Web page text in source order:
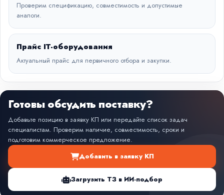
Проверим спецификацию, совместимость и допустимые
аналоги.
Прайс IT-оборудования
Актуальный прайс для первичного отбора и закупки.
Готовы обсудить поставку?
Добавьте позицию в заявку КП или передайте список задач
специалистам. Проверим наличие, совместимость, сроки и
подготовим коммерческое предложение.
Добавить в заявку КП
Загрузить ТЗ в ИИ-подбор